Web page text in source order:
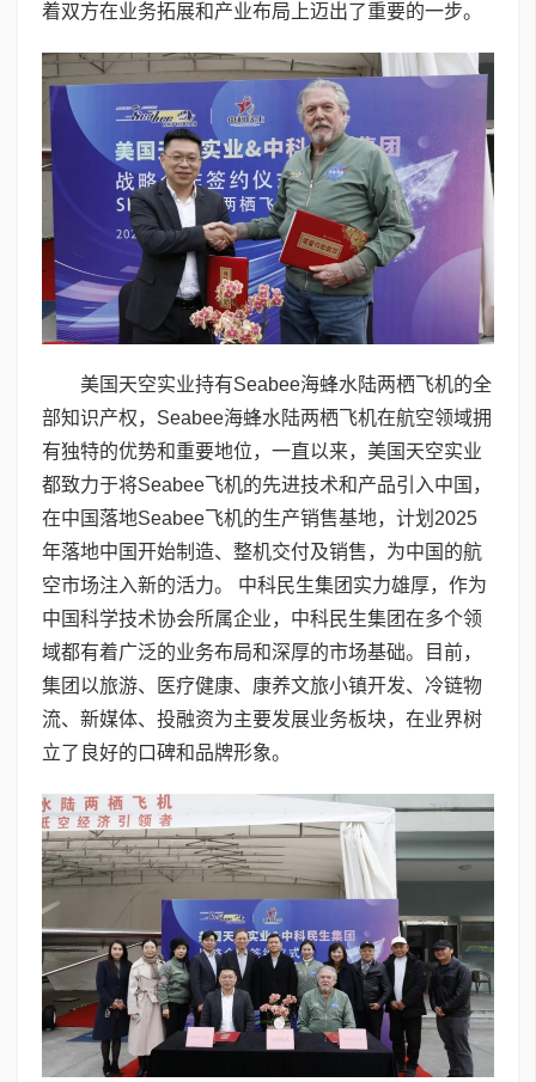
着双方在业务拓展和产业布局上迈出了重要的一步。
美国天空实业持有Seabee海蜂水陆两栖飞机的全
部知识产权，Seabee海蜂水陆两栖飞机在航空领域拥
有独特的优势和重要地位，一直以来，美国天空实业
都致力于将Seabee飞机的先进技术和产品引入中国，
在中国落地Seabee飞机的生产销售基地，计划2025
年落地中国开始制造、整机交付及销售，为中国的航
空市场注入新的活力。 中科民生集团实力雄厚，作为
中国科学技术协会所属企业，中科民生集团在多个领
域都有着广泛的业务布局和深厚的市场基础。目前，
集团以旅游、医疗健康、康养文旅小镇开发、冷链物
流、新媒体、投融资为主要发展业务板块，在业界树
立了良好的口碑和品牌形象。